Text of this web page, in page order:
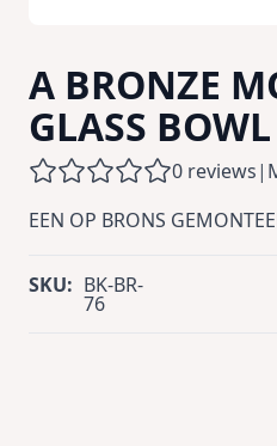
A BRONZE
GLASS BOWL
0 reviews|
EEN OP BRONS
SKU: BK-BR-
76